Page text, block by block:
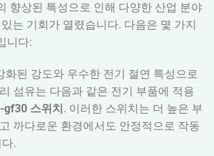
향상된 특성으로 인해 다양한 산업 분야
는 기회가 열렸습니다. 다음은 몇 가지
니다:
화된 강도와 우수한 전기 절연 특성으로
섬유는 다음과 같은 전기 부품에 적용
gf30 스위치. 이러한 스위치는 더 높은 부
까다로운 환경에서도 안정적으로 작동
.